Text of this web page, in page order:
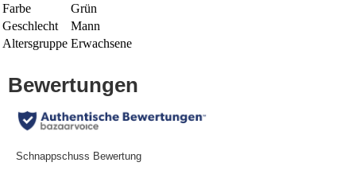
Farbe
Grün
Geschlecht
Mann
Altersgruppe Erwachsene